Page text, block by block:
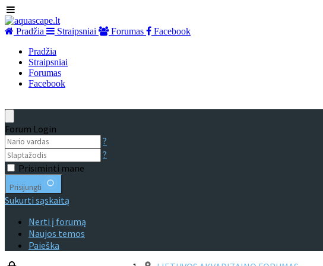
Pradžia Straipsniai Forumas
Facebook
Pradžia
Straipsniai
Forumas
Facebook
Forum Login
?
?
Prisiminti mane
Prisijungti
Sukurti sąskaitą
Nerti į forumą
Naujos temos
Paieška